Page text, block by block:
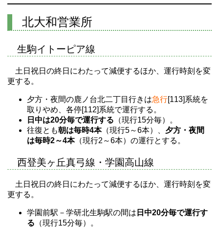
北大和営業所
生駒イトーピア線
土日祝日の終日にわたって減便するほか、運行時刻を変
更する。
夕方・夜間の鹿ノ台北二丁目行きは急行[113]系統を
取りやめ、各停[112]系統で運行する。
日中は20分毎で運行する （現行15分毎）。
往復とも朝は毎時4本（現行5～6本）、 夕方・夜間
は毎時2～4本（現行2～6本）の運行とする。
西登美ヶ丘真弓線・学園高山線
土日祝日の終日にわたって減便するほか、運行時刻を変
更する。
学園前駅－学研北生駒駅の間は 日中20分毎で運行す
る （現行15分毎）。